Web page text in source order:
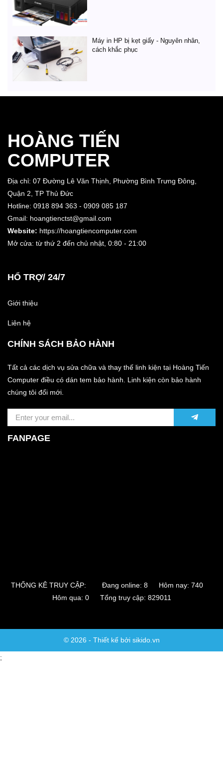
Máy in HP bị kẹt giấy - Nguyên nhân,
cách khắc phục
HOÀNG TIẾN
COMPUTER
Địa chỉ: 07 Đường Lê Văn Thịnh, Phường Bình Trưng Đông,
Quận 2, TP Thủ Đức
Hotline: 0918 894 363 - 0909 085 187
Gmail: hoangtienctst@gmail.com
Website: https://hoangtiencomputer.com
Mở cửa: từ thứ 2 đến chủ nhật, 0:80 - 21:00
HỔ TRỢ/ 24/7
Giới thiệu
Liên hệ
CHÍNH SÁCH BẢO HÀNH
Tất cả các dịch vụ sửa chữa và thay thế linh kiện tại Hoàng Tiến
Computer điều có dán tem bảo hành. Linh kiện còn bảo hành
chúng tôi đổi mới.
FANPAGE
THỐNG KÊ TRUY CẬP:
Đang online: 8 Hôm nay: 740
Hôm qua: 0 Tổng truy cập: 829011
© 2026 - Thiết kế bởi sikido.vn
;